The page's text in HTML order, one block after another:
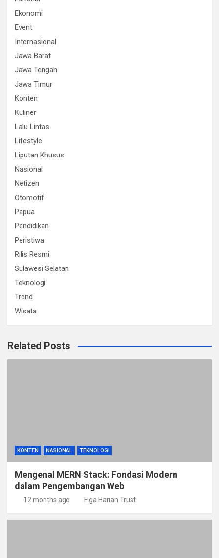
Ekonomi
Event
Internasional
Jawa Barat
Jawa Tengah
Jawa Timur
Konten
Kuliner
Lalu Lintas
Lifestyle
Liputan Khusus
Nasional
Netizen
Otomotif
Papua
Pendidikan
Peristiwa
Rilis Resmi
Sulawesi Selatan
Teknologi
Trend
Wisata
Related Posts
KONTEN NASIONAL TEKNOLOGI
Mengenal MERN Stack: Fondasi Modern
dalam Pengembangan Web
12 months ago Figa Harian Trust